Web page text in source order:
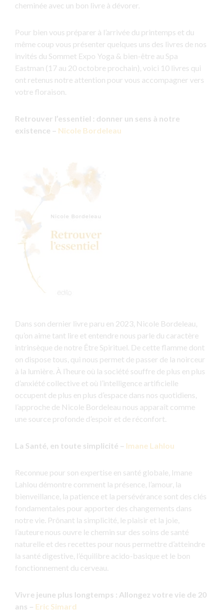
cheminée avec un bon livre à dévorer.
Pour bien vous préparer à l’arrivée du printemps et du
même coup vous présenter quelques uns des livres de nos
invités du Sommet Expo Yoga & bien-être au Spa
Eastman (17 au 20 octobre prochain), voici 10 livres qui
ont retenus notre attention pour vous accompagner vers
votre floraison.
Retrouver l’essentiel : donner un sens à notre
existence – Nicole Bordeleau
Dans son dernier livre paru en 2023, Nicole Bordeleau,
qu’on aime tant lire et entendre nous parle du caractère
intrinsèque de notre Être Spirituel. De cette flamme dont
on dispose tous, qui nous permet de passer de la noirceur
à la lumière. À l’heure où la société souffre de plus en plus
d’anxiété collective et où l’intelligence artificielle
occupent de plus en plus d’espace dans nos quotidiens,
l’approche de Nicole Bordeleau nous apparaît comme
une source profonde d’espoir et de réconfort.
La Santé, en toute simplicité – Imane Lahlou
Reconnue pour son expertise en santé globale, Imane
Lahlou démontre comment la présence, l’amour, la
bienveillance, la patience et la persévérance sont des clés
fondamentales pour apporter des changements dans
notre vie. Prônant la simplicité, le plaisir et la joie,
l’auteure nous ouvre le chemin sur des soins de santé
naturelle et des recettes pour nous permettre d’atteindre
la santé digestive, l’équilibre acido-basique et le bon
fonctionnement du cerveau.
Vivre jeune plus longtemps : Allongez votre vie de 20
ans – Eric Simard